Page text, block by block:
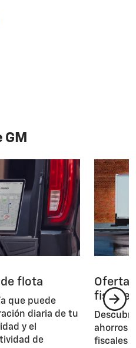
flota
que puede
diaria de tu
y el
de
fiscales
ahorros
fiscales